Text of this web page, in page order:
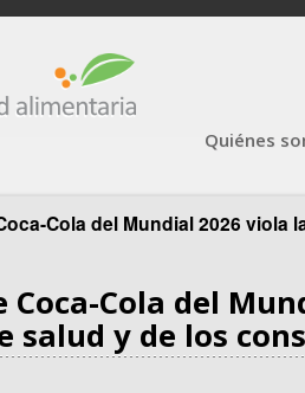
Quiénes
Cola del Mundial 2026 viola
Coca-Cola del
salud y de los